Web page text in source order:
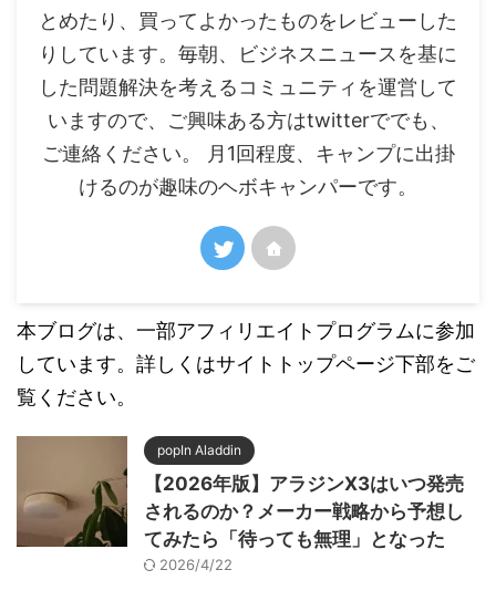
とめたり、買ってよかったものをレビューした
りしています。毎朝、ビジネスニュースを基に
した問題解決を考えるコミュニティを運営して
いますので、ご興味ある方はtwitterででも、
ご連絡ください。 月1回程度、キャンプに出掛
けるのが趣味のヘボキャンパーです。
本ブログは、一部アフィリエイトプログラムに参加
しています。詳しくはサイトトップページ下部をご
覧ください。
popIn Aladdin
【2026年版】アラジンX3はいつ発売
されるのか？メーカー戦略から予想し
てみたら「待っても無理」となった
2026/4/22